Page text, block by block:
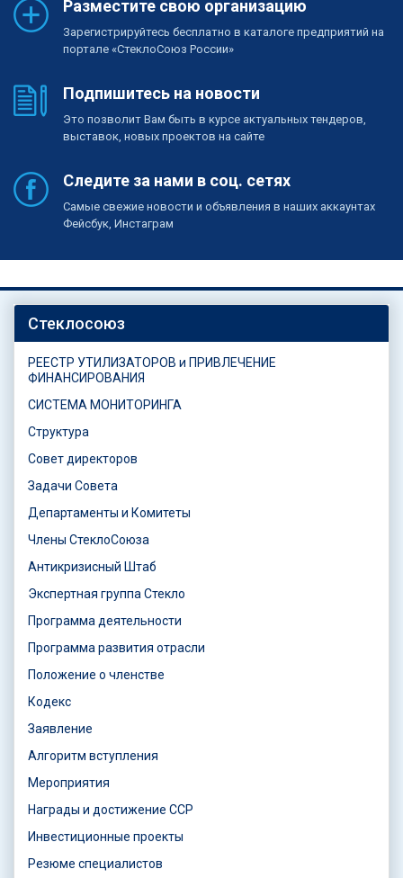
Разместите свою организацию
Зарегистрируйтесь бесплатно в каталоге предприятий на
портале «СтеклоСоюз России»
Подпишитесь на новости
Это позволит Вам быть в курсе актуальных тендеров,
выставок, новых проектов на сайте
Следите за нами в соц. сетях
Самые свежие новости и объявления в наших аккаунтах
Фейсбук, Инстаграм
Стеклосоюз
РЕЕСТР УТИЛИЗАТОРОВ и ПРИВЛЕЧЕНИЕ
ФИНАНСИРОВАНИЯ
СИСТЕМА МОНИТОРИНГА
Структура
Совет директоров
Задачи Совета
Департаменты и Комитеты
Члены СтеклоСоюза
Антикризисный Штаб
Экспертная группа Стекло
Программа деятельности
Программа развития отрасли
Положение о членстве
Кодекс
Заявление
Алгоритм вступления
Мероприятия
Награды и достижение ССР
Инвестиционные проекты
Резюме специалистов